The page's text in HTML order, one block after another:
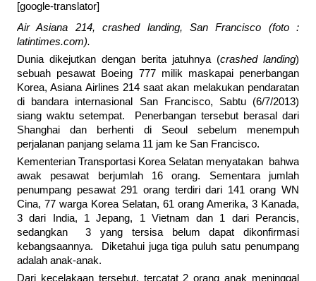
[google-translator]
Air Asiana 214, crashed landing, San Francisco (foto :
latintimes.com).
Dunia dikejutkan dengan berita jatuhnya (crashed landing)
sebuah pesawat Boeing 777 milik maskapai penerbangan
Korea, Asiana Airlines 214 saat akan melakukan pendaratan
di bandara internasional San Francisco, Sabtu (6/7/2013)
siang waktu setempat. Penerbangan tersebut berasal dari
Shanghai dan berhenti di Seoul sebelum menempuh
perjalanan panjang selama 11 jam ke San Francisco.
Kementerian Transportasi Korea Selatan menyatakan bahwa
awak pesawat berjumlah 16 orang. Sementara jumlah
penumpang pesawat 291 orang terdiri dari 141 orang WN
Cina, 77 warga Korea Selatan, 61 orang Amerika, 3 Kanada,
3 dari India, 1 Jepang, 1 Vietnam dan 1 dari Perancis,
sedangkan 3 yang tersisa belum dapat dikonfirmasi
kebangsaannya. Diketahui juga tiga puluh satu penumpang
adalah anak-anak.
Dari kecelakaan tersebut, tercatat 2 orang anak meninggal